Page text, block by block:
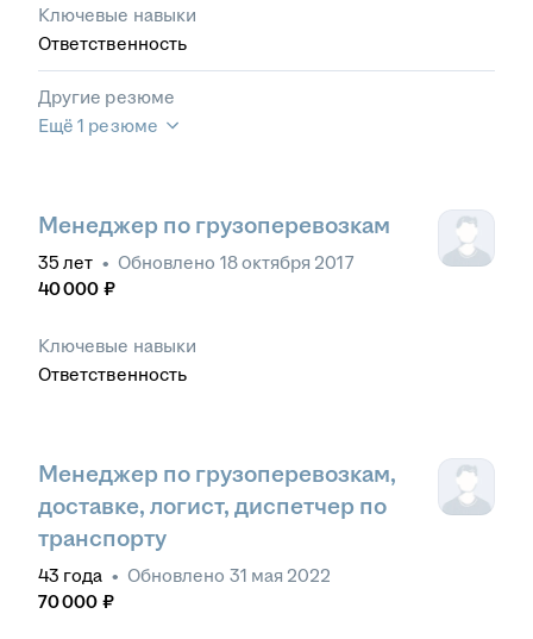
Ключевые навыки
Ответственность
Другие резюме
Ещё 1 резюме
Менеджер по грузоперевозкам
35 лет • Обновлено 18 октября 2017
40 000 ₽
Ключевые навыки
Ответственность
Менеджер по грузоперевозкам,
доставке, логист, диспетчер по
транспорту
43 года • Обновлено 31 мая 2022
70 000 ₽